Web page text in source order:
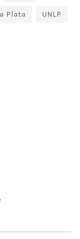
Plata UNLP